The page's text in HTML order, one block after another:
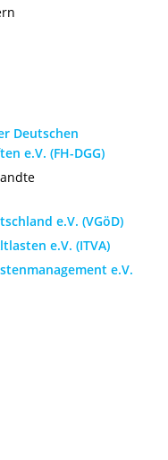
Deutschen
e.V. (FH-DGG)
e.V. (VGöD)
e.V. (ITVA)
e.V.